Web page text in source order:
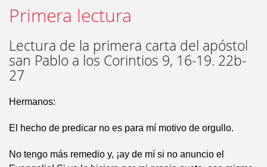
Primera lectura
Lectura de la primera carta del apóstol
san Pablo a los Corintios 9, 16-19. 22b-
27
Hermanos:
El hecho de predicar no es para mí motivo de orgullo.
No tengo más remedio y, ¡ay de mí si no anuncio el